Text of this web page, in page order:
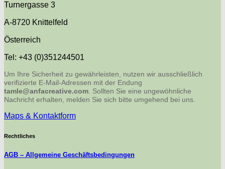
Turnergasse 3
A-8720 Knittelfeld
Österreich
Tel: +43 (0)351244501
Um Ihre Sicherheit zu gewährleisten, nutzen wir ausschließlich
verifizierte E-Mail-Adressen mit der Endung
tamle@anfacreative.com. Sollten Sie eine ungewöhnliche
Nachricht erhalten, melden Sie sich bitte umgehend bei uns.
Maps & Kontaktform
Rechtliches
AGB – Allgemeine Geschäftsbedingungen